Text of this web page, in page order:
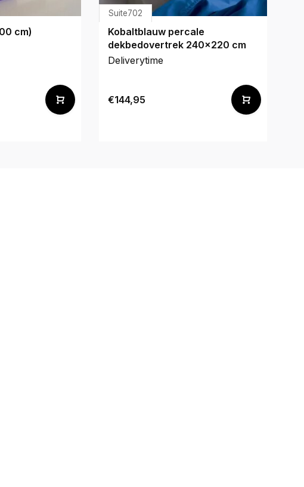
cm)
Suite702
Kobaltblauw percale
dekbedovertrek 240x220 cm
Deliverytime
€144,95